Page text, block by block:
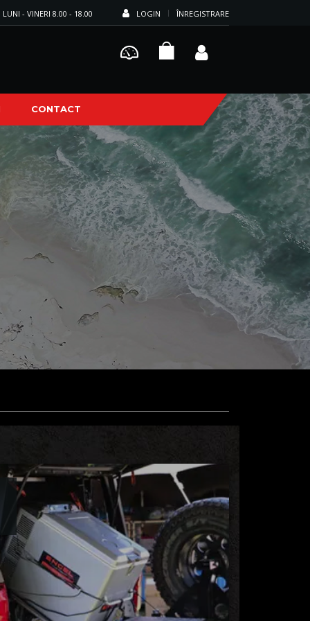
LOGIN ÎNREGISTRARE
LUNI - VINERI 8.00 - 18.00
CONTACT